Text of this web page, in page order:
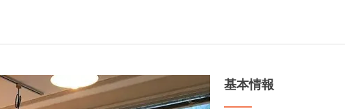
基本情報